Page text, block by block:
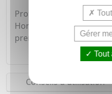
Profitez de la qualité et
Homme, la marque N°1
premium pour hommes.
Conseils d'utilisation
Gérer
Tout